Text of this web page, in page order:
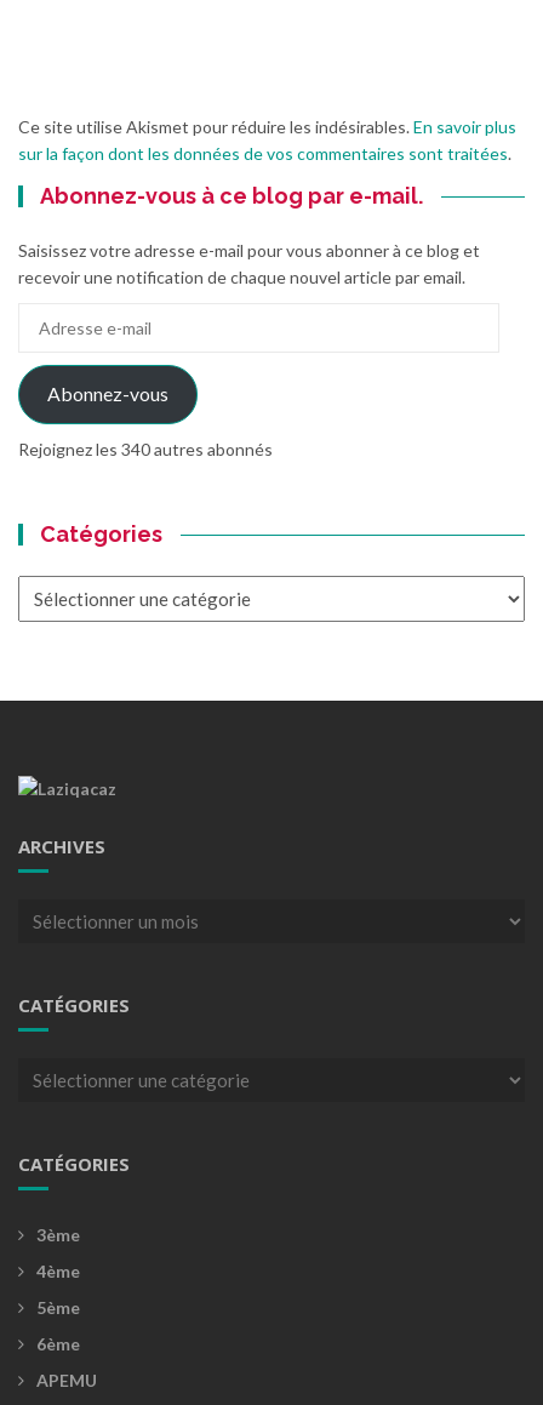
Ce site utilise Akismet pour réduire les indésirables.En savoir plus
sur la façon dont les données de vos commentaires sont traitées.
Abonnez-vous à ce blog par e-mail.
Saisissez votre adresse e-mail pour vous abonner à ce blog et
recevoir une notification de chaque nouvel article par email.
mail
Abonnez-vous
Rejoignez les 340 autres abonnés
Catégories
ARCHIVES
Archives
CATÉGORIES
Catégories
CATÉGORIES
3ème
4ème
5ème
6ème
APEMU